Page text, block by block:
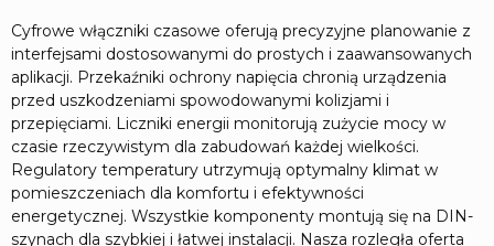
Cyfrowe włączniki czasowe oferują precyzyjne planowanie z
interfejsami dostosowanymi do prostych i zaawansowanych
aplikacji. Przekaźniki ochrony napięcia chronią urządzenia
przed uszkodzeniami spowodowanymi kolizjami i
przepięciami. Liczniki energii monitorują zużycie mocy w
czasie rzeczywistym dla zabudowań każdej wielkości.
Regulatory temperatury utrzymują optymalny klimat w
pomieszczeniach dla komfortu i efektywności
energetycznej. Wszystkie komponenty montują się na DIN-
szynach dla szybkiej i łatwej instalacji. Nasza rozległa oferta